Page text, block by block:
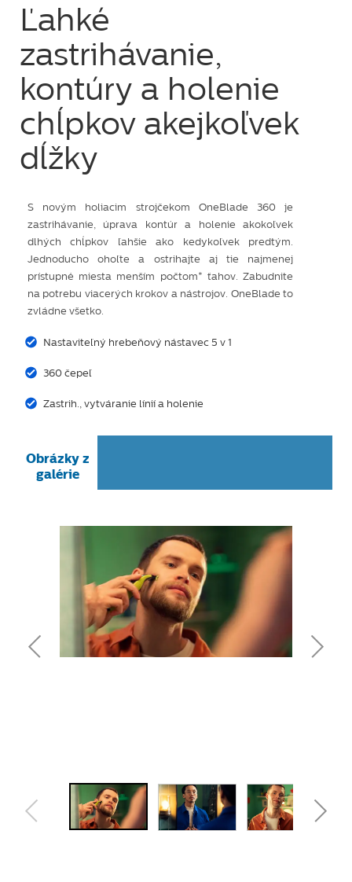
Ľahké
zastrihávanie,
kontúry a holenie
chĺpkov akejkoľvek
dĺžky
S novým holiacim strojčekom OneBlade 360 je
zastrihávanie, úprava kontúr a holenie akokoľvek
dlhých chĺpkov ľahšie ako kedykoľvek predtým.
Jednoducho ohoľte a ostrihajte aj tie najmenej
prístupné miesta menším počtom* ťahov. Zabudnite
na potrebu viacerých krokov a nástrojov. OneBlade to
zvládne všetko.
Nastaviteľný hrebeňový nástavec 5 v 1
360 čepeľ
Zastrih., vytváranie línií a holenie
Obrázky z
galérie